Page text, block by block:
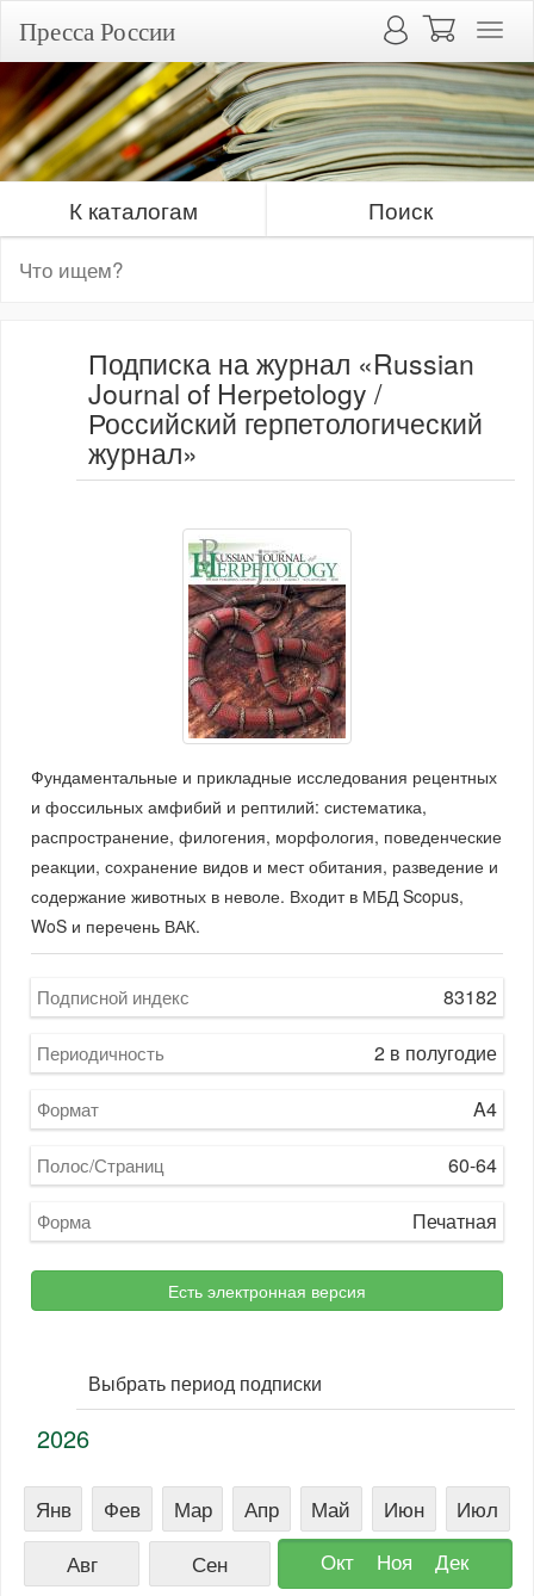
Пресса России
К каталогам Поиск
Подписка на журнал «Russian
Journal of Herpetology /
Российский герпетологический
журнал»
Фундаментальные и прикладные исследования рецентных
и фоссильных амфибий и рептилий: систематика,
распространение, филогения, морфология, поведенческие
реакции, сохранение видов и мест обитания, разведение и
содержание животных в неволе. Входит в МБД Scopus,
WoS и перечень ВАК.
Подписной индекс 83182
Периодичность 2 в полугодие
Формат A4
Полос/Страниц 60-64
Форма Печатная
Есть электронная версия
Выбрать период подписки
2026
Янв Фев Мар Апр Май Июн
Июл
Авг
Сен Окт Ноя Дек